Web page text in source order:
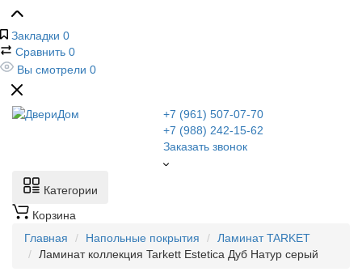
Закладки 0
Сравнить 0
Вы смотрели 0
+7 (961) 507-07-70
+7 (988) 242-15-62
Заказать звонок
Категории
Корзина
Главная
Напольные покрытия
Ламинат TARKET
Ламинат коллекция Tarkett Estetica Дуб Натур серый